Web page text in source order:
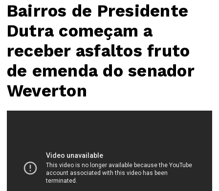
Bairros de Presidente
Dutra começam a
receber asfaltos fruto
de emenda do senador
Weverton